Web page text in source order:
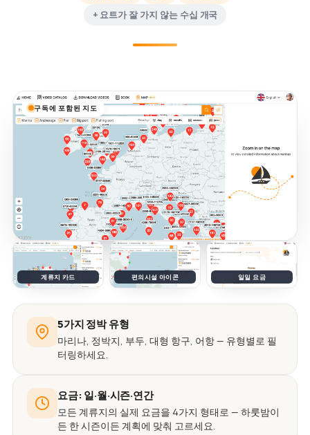
+ 요트가 잘 가지 않는 수십 개국
구독에 포함된 지도
계류지 카드 편의시설 아이콘 일일 요금
5가지 정박 유형
마리나, 정박지, 부두, 대형 항구, 어항 — 유형별로 필
터링하세요.
요금: 일·월·시즌·연간
모든 계류지의 실제 요금을 4가지 형태로 — 하룻밤이
든 한 시즌이든 계획에 맞춰 고르세요.